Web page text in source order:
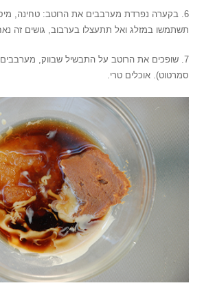
6. בקערה נפרדת מערבבים את הרוטב: טחינה,
תשתמשו במזלג ואל תתעצלו בערבוב, גושים זה
7. שופכים את הרוטב על התבשיל שבווק, מערבבים
סמרטוט). אוכלים טרי.